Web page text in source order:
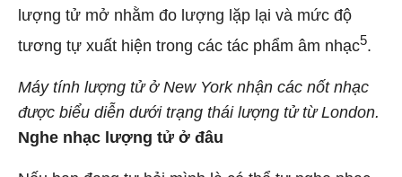
lượng tử mở nhằm đo lượng lặp lại và mức độ
tương tự xuất hiện trong các tác phẩm âm nhạc5.
Máy tính lượng tử ở New York nhận các nốt nhạc
được biểu diễn dưới trạng thái lượng tử từ London.
Nghe nhạc lượng tử ở đâu